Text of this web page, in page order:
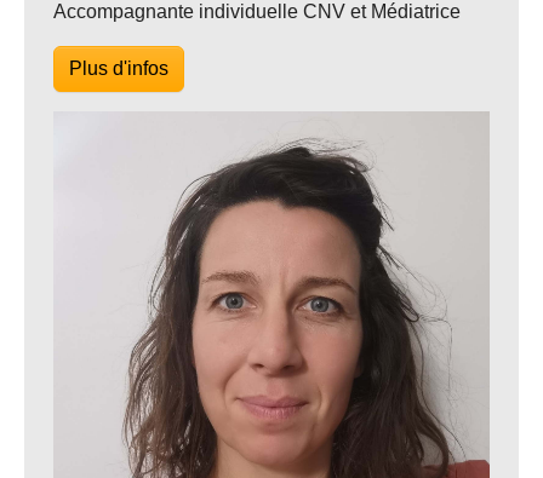
Accompagnante individuelle CNV et Médiatrice
Plus d'infos